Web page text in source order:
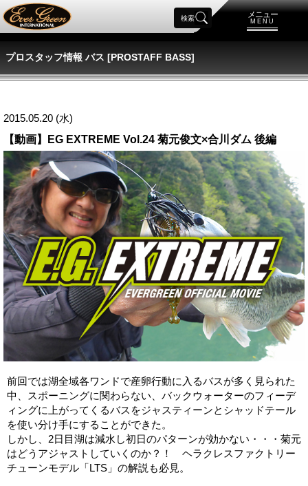
メニュー
MENU
検索
プロスタッフ情報 バス [PROSTAFF BASS]
2015.05.20 (水)
【動画】EG EXTREME Vol.24 菊元俊文×合川ダム 後編
前回では湖全域各ワンドで産卵行動に入るバスが多く見られた
中、スポーニングに関わら­ない、バックウォーターのフィーデ
ィングに上がってくるバスをジャスティーンとシャッ­ドテール
を使い分け手にすることができた。
しかし、2日目湖は減水し初日のパターンが効かない・・・菊元
はどうアジャストしてい­くのか？！ ヘラクレスファクトリー
チューンモデル「LTS」の解説も必見。